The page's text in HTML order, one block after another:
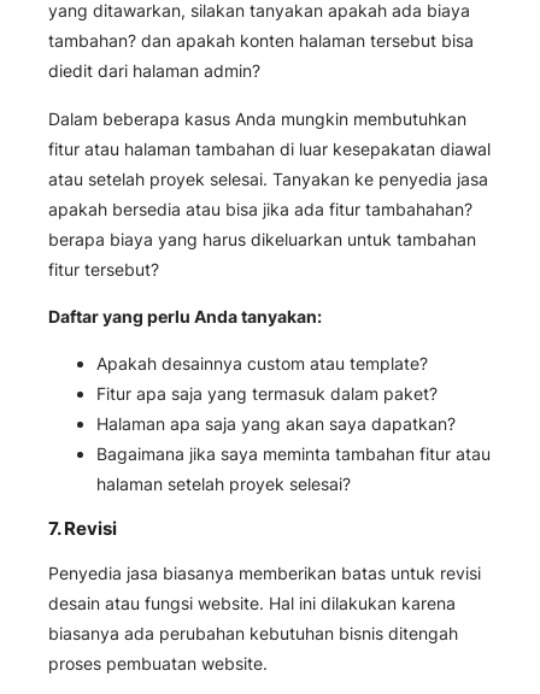
yang ditawarkan, silakan tanyakan apakah ada biaya
tambahan? dan apakah konten halaman tersebut bisa
diedit dari halaman admin?
Dalam beberapa kasus Anda mungkin membutuhkan
fitur atau halaman tambahan di luar kesepakatan diawal
atau setelah proyek selesai. Tanyakan ke penyedia jasa
apakah bersedia atau bisa jika ada fitur tambahahan?
berapa biaya yang harus dikeluarkan untuk tambahan
fitur tersebut?
Daftar yang perlu Anda tanyakan:
Apakah desainnya custom atau template?
Fitur apa saja yang termasuk dalam paket?
Halaman apa saja yang akan saya dapatkan?
Bagaimana jika saya meminta tambahan fitur atau
halaman setelah proyek selesai?
7. Revisi
Penyedia jasa biasanya memberikan batas untuk revisi
desain atau fungsi website. Hal ini dilakukan karena
biasanya ada perubahan kebutuhan bisnis ditengah
proses pembuatan website.